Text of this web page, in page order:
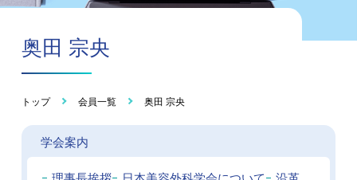
奥田 宗央
トップ 会員一覧 奥田 宗央
学会案内